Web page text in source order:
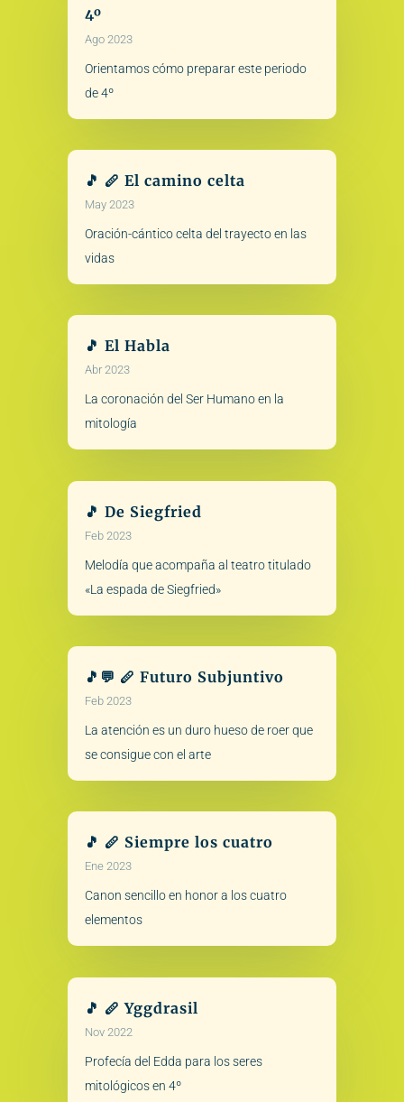
4º
Ago 2023
Orientamos cómo preparar este periodo
de 4º
🎵 🪈 El camino celta
May 2023
Oración-cántico celta del trayecto en las
vidas
🎵 El Habla
Abr 2023
La coronación del Ser Humano en la
mitología
🎵 De Siegfried
Feb 2023
Melodía que acompaña al teatro titulado
«La espada de Siegfried»
🎵💬 🪈 Futuro Subjuntivo
Feb 2023
La atención es un duro hueso de roer que
se consigue con el arte
🎵 🪈 Siempre los cuatro
Ene 2023
Canon sencillo en honor a los cuatro
elementos
🎵 🪈 Yggdrasil
Nov 2022
Profecía del Edda para los seres
mitológicos en 4º